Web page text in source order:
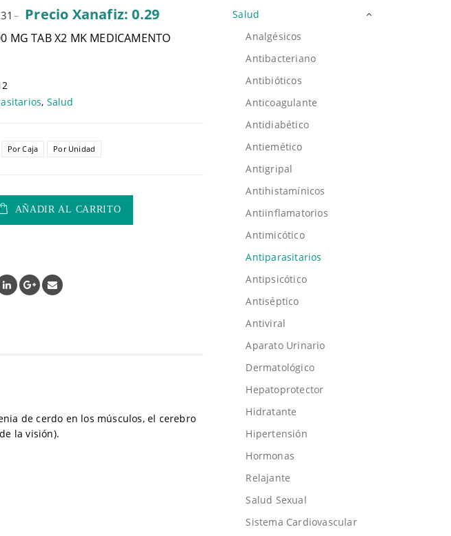
– Precio Xanafiz: 0.29
MG TAB X2 MK MEDICAMENTO
, Salud
Por Caja Por Unidad
AÑADIR AL CARRITO
de cerdo en los músculos, el cerebro
la visión).
Salud
Analgésicos
Antibacteriano
Antibióticos
Anticoagulante
Antidiabético
Antiemético
Antigripal
Antihistamínicos
Antiinflamatorios
Antimicótico
Antiparasitarios
Antipsicótico
Antiséptico
Antiviral
Aparato Urinario
Dermatológico
Hepatoprotector
Hidratante
Hipertensión
Hormonas
Relajante
Salud Sexual
Sistema Cardiovascular